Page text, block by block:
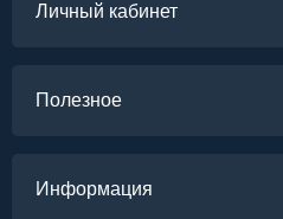
Личный кабинет
Полезное
Информация